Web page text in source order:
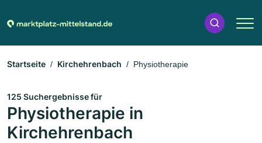
Startseite Kirchehrenbach Physiotherapie
125 Suchergebnisse für
Physiotherapie in
Kirchehrenbach